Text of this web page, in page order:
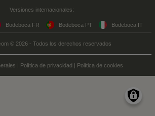
Versiones internacionales:
Bodeboca FR Bodeboca PT Bodeboca IT
© 2026 - Todos los derechos reservados
| Política de privacidad | Política de cookies